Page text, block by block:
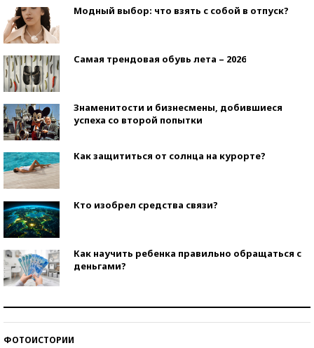
Модный выбор: что взять с собой в отпуск?
Самая трендовая обувь лета – 2026
Знаменитости и бизнесмены, добившиеся
успеха со второй попытки
Как защититься от солнца на курорте?
Кто изобрел средства связи?
Как научить ребенка правильно обращаться с
деньгами?
ФОТОИСТОРИИ